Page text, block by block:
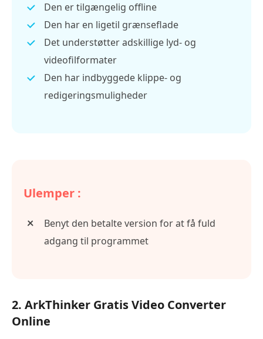
Den er tilgængelig offline
Den har en ligetil grænseflade
Det understøtter adskillige lyd- og
videofilformater
Den har indbyggede klippe- og
redigeringsmuligheder
Ulemper :
Benyt den betalte version for at få fuld
adgang til programmet
2. ArkThinker Gratis Video Converter
Online